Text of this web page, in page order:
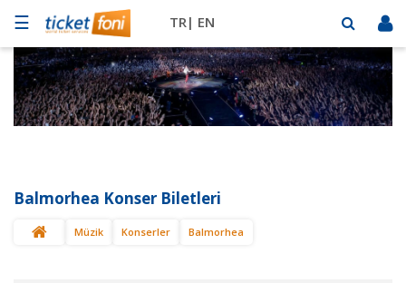
☰ TR| EN
Futbol
Basketbol
Mekanlar
Diğer
Balmorhea Konser Biletleri
Müzik Konserler Balmorhea